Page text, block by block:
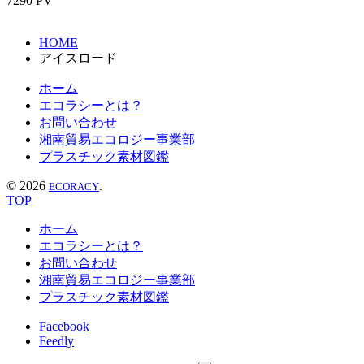
HOME
アイスロード
ホーム
エコラシーとは？
お問い合わせ
湘南貿易エコロジー事業部
プラスチック素材図鑑
© 2026 ECORACY.
TOP
ホーム
エコラシーとは？
お問い合わせ
湘南貿易エコロジー事業部
プラスチック素材図鑑
Facebook
Feedly